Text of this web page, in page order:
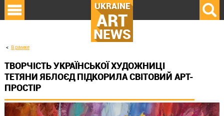
UKRAINE
ART
NEWS
В рамке
ТВОРЧІСТЬ УКРАЇНСЬКОЇ ХУДОЖНИЦІ
ТЕТЯНИ ЯБЛОЄД ПІДКОРИЛА СВІТОВИЙ АРТ-
ПРОСТІР